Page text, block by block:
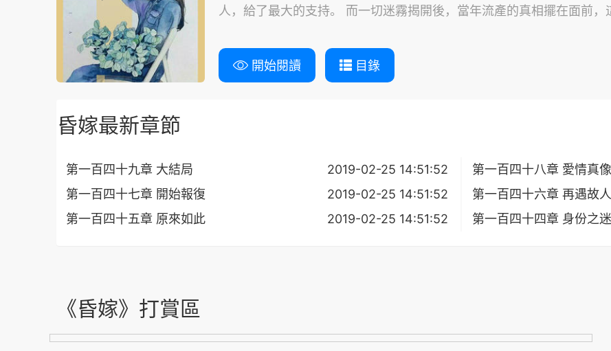
人，給了最大的支持。 而一切迷霧揭開後，當年流產的真相擺在面前
開始閱讀 目錄
昏嫁最新章節
第一百四十九章 大結局 2019-02-25 14:51:52 第一百四十八章 愛情真像
第一百四十七章 開始報復
2019-02-25 14:51:52 第一百四十六章 再遇故人
第一百四十五章 原來如此
2019-02-25 14:51:52 第一百四十四章 身份之迷
《昏嫁》打賞區